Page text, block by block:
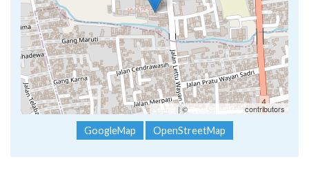
Leaflet | ©OpenStreetMap contributors
GoogleMap OpenStreetMap